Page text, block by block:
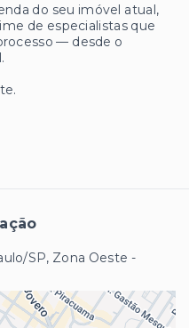
do seu imóvel atual,
de especialistas que
— desde o
SP, Zona Oeste -